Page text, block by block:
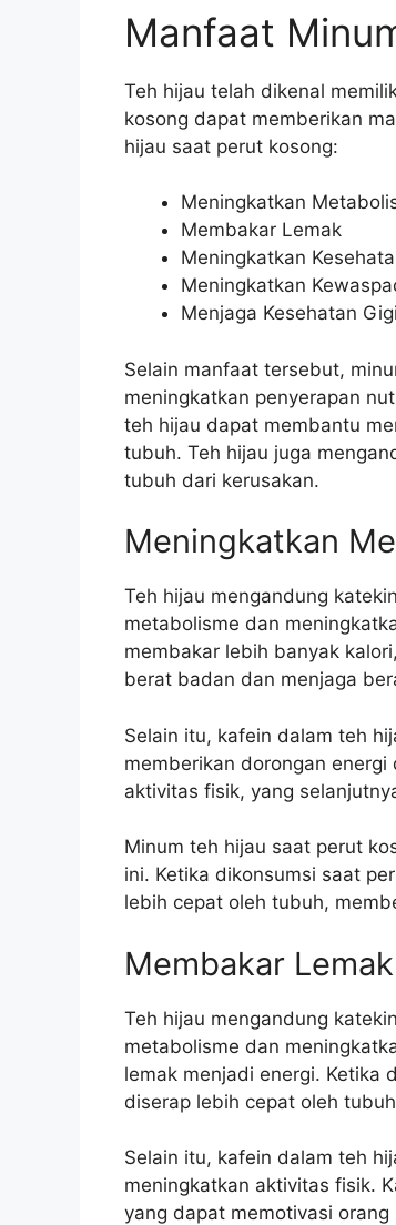
Manfaat
Teh hijau telah dikenal
kosong dapat memberikan
hijau saat perut kosong:
Meningkatkan
Membakar Lemak
Meningkatkan
Meningkatkan
Menjaga Kesehatan Gigi
Selain manfaat tersebut,
meningkatkan penyerapan
teh hijau dapat membantu
tubuh. Teh hijau juga
tubuh dari kerusakan.
Meningkatkan
Teh hijau mengandung
metabolisme dan
membakar lebih banyak
berat badan dan menjaga
Selain itu, kafein dalam teh
memberikan dorongan
aktivitas fisik, yang
Minum teh hijau saat perut
ini. Ketika dikonsumsi saat
lebih cepat oleh tubuh,
Membakar Lemak
Teh hijau mengandung
metabolisme dan
lemak menjadi energi. Ketika
diserap lebih cepat oleh
Selain itu, kafein dalam teh
meningkatkan aktivitas fisik.
yang dapat memotivasi